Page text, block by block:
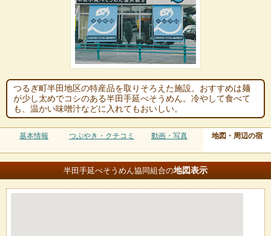
つるぎ町半田地区の特産品を取りそろえた施設。おすすめは麺
が少し太めでコシのある半田手延べそうめん。冷やして食べて
も、温かい味噌汁などに入れてもおいしい。
基本情報 つぶやき・クチコミ 動画・写真 地図・周辺の宿
半田手延べそうめん協同組合の地図表示